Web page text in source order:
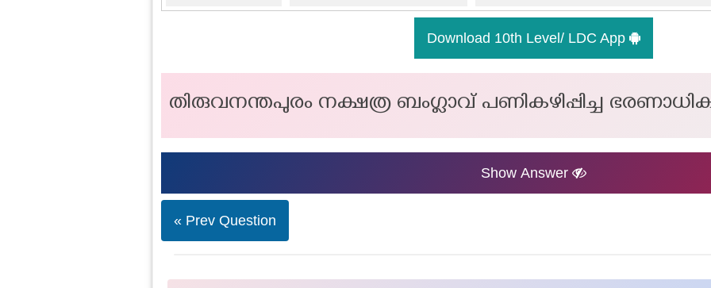
Download 10th Level/ LDC App
തിരുവനന്തപുരം നക്ഷത്ര ബംഗ്ലാവ് പണികഴിപ്പിച്ച
Show Answer
« Prev Question